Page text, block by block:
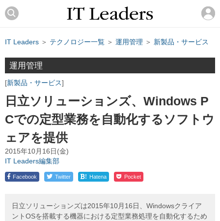
IT Leaders ＞ テクノロジー一覧 ＞ 運用管理 ＞ 新製品・サービス
運用管理
新製品・サービス
日立ソリューションズ、Windows P
Cでの定型業務を自動化するソフトウ
ェアを提供
2015年10月16日(金)
IT Leaders編集部
Facebook Twitter ! Hatena Pocket
日立ソリューションズは2015年10月16日、Windowsクライア
ントOSを搭載する機器における定型業務処理を自動化するため